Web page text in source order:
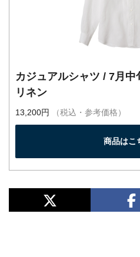
カジュアルシャツ / 7月
リネン
13,200円 （税込・参考価格）
商品はこ